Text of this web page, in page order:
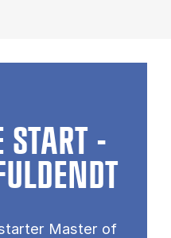
START -
Master of